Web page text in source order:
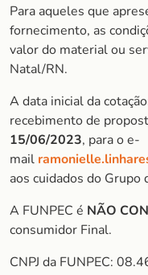
Para aqueles que
fornecimento, as
valor do material ou
Natal/RN.
A data inicial da
recebimento de
15/06/2023, para o e-
mail
aos cuidados do Grupo
A FUNPEC é NÃO
consumidor Final.
CNPJ da FUNPEC: